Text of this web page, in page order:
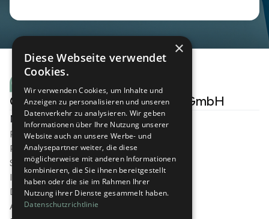
Cichon Personalmanagement GmbH
Navigation
Pflegeberufe
Pädagogische berufe
Standorte
Impressum
Datenschutzerklärung
AGB
×
Diese Webseite verwendet
Cookies.
Wir verwenden Cookies, um Inhalte und
Anzeigen zu personalisieren und unseren
Datenverkehr zu analysieren. Wir geben
Informationen über Ihre Nutzung unserer
Website auch an unsere Werbe- und
Analysepartner weiter, die diese
möglicherweise mit anderen Informationen
kombinieren, die Sie ihnen bereitgestellt
haben oder die sie im Rahmen Ihrer
Nutzung ihrer Dienste gesammelt haben.
Datenschutzrichtlinie